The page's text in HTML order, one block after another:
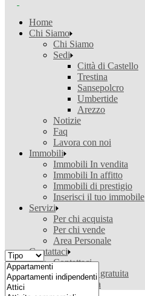
Home
Chi Siamo
Chi Siamo
Sedi
Città di Castello
Trestina
Sansepolcro
Umbertide
Arezzo
Notizie
Faq
Lavora con noi
Immobili
Immobili In vendita
Immobili In affitto
Immobili di prestigio
Inserisci il tuo immobile
Servizi
Per chi acquista
Per chi vende
Area Personale
Contattaci
Contattaci
Valutazione gratuita
Ricerca casa